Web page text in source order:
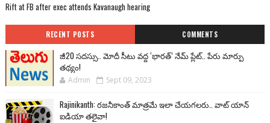
Rift at FB after exec attends Kavanaugh hearing
RECENT POSTS COMMENTS
జీ20 సదస్సు.. మోదీ సీటు వద్ద ‘భారత్’ నేమ్ ప్లేట్‌.. పేరు మార్పు
తథ్యం!
Admin Sept 09, 2023
Rajinikanth: రజనీకాంత్ మాత్రమే ఇలా చేయగలరు.. వాట్ యాన్
ఐడియా తలైవా!